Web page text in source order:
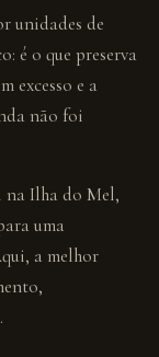
unidades de
é o que preserva
excesso e a
não foi
na Ilha do Mel,
uma
a melhor